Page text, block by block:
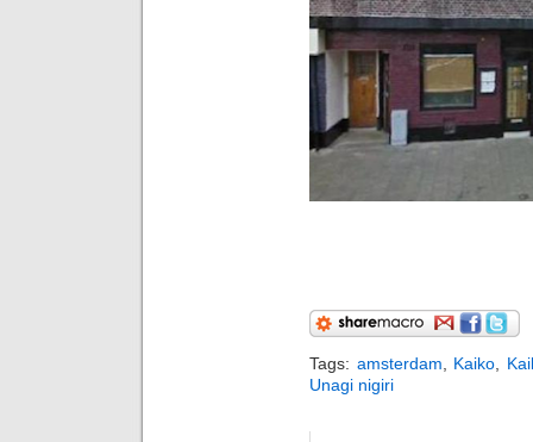
Tags: amsterdam Kaiko
Unagi nigiri